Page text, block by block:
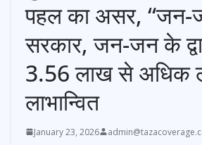
पहल का असर, “जन-
सरकार, जन-जन के
3.56 लाख से अधिक
लाभान्वित
January 23, 2026